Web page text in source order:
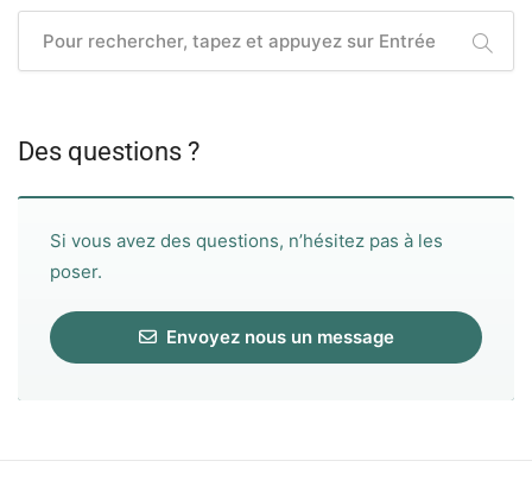
Des questions ?
Si vous avez des questions, n’hésitez pas à les
poser.
Envoyez nous un message